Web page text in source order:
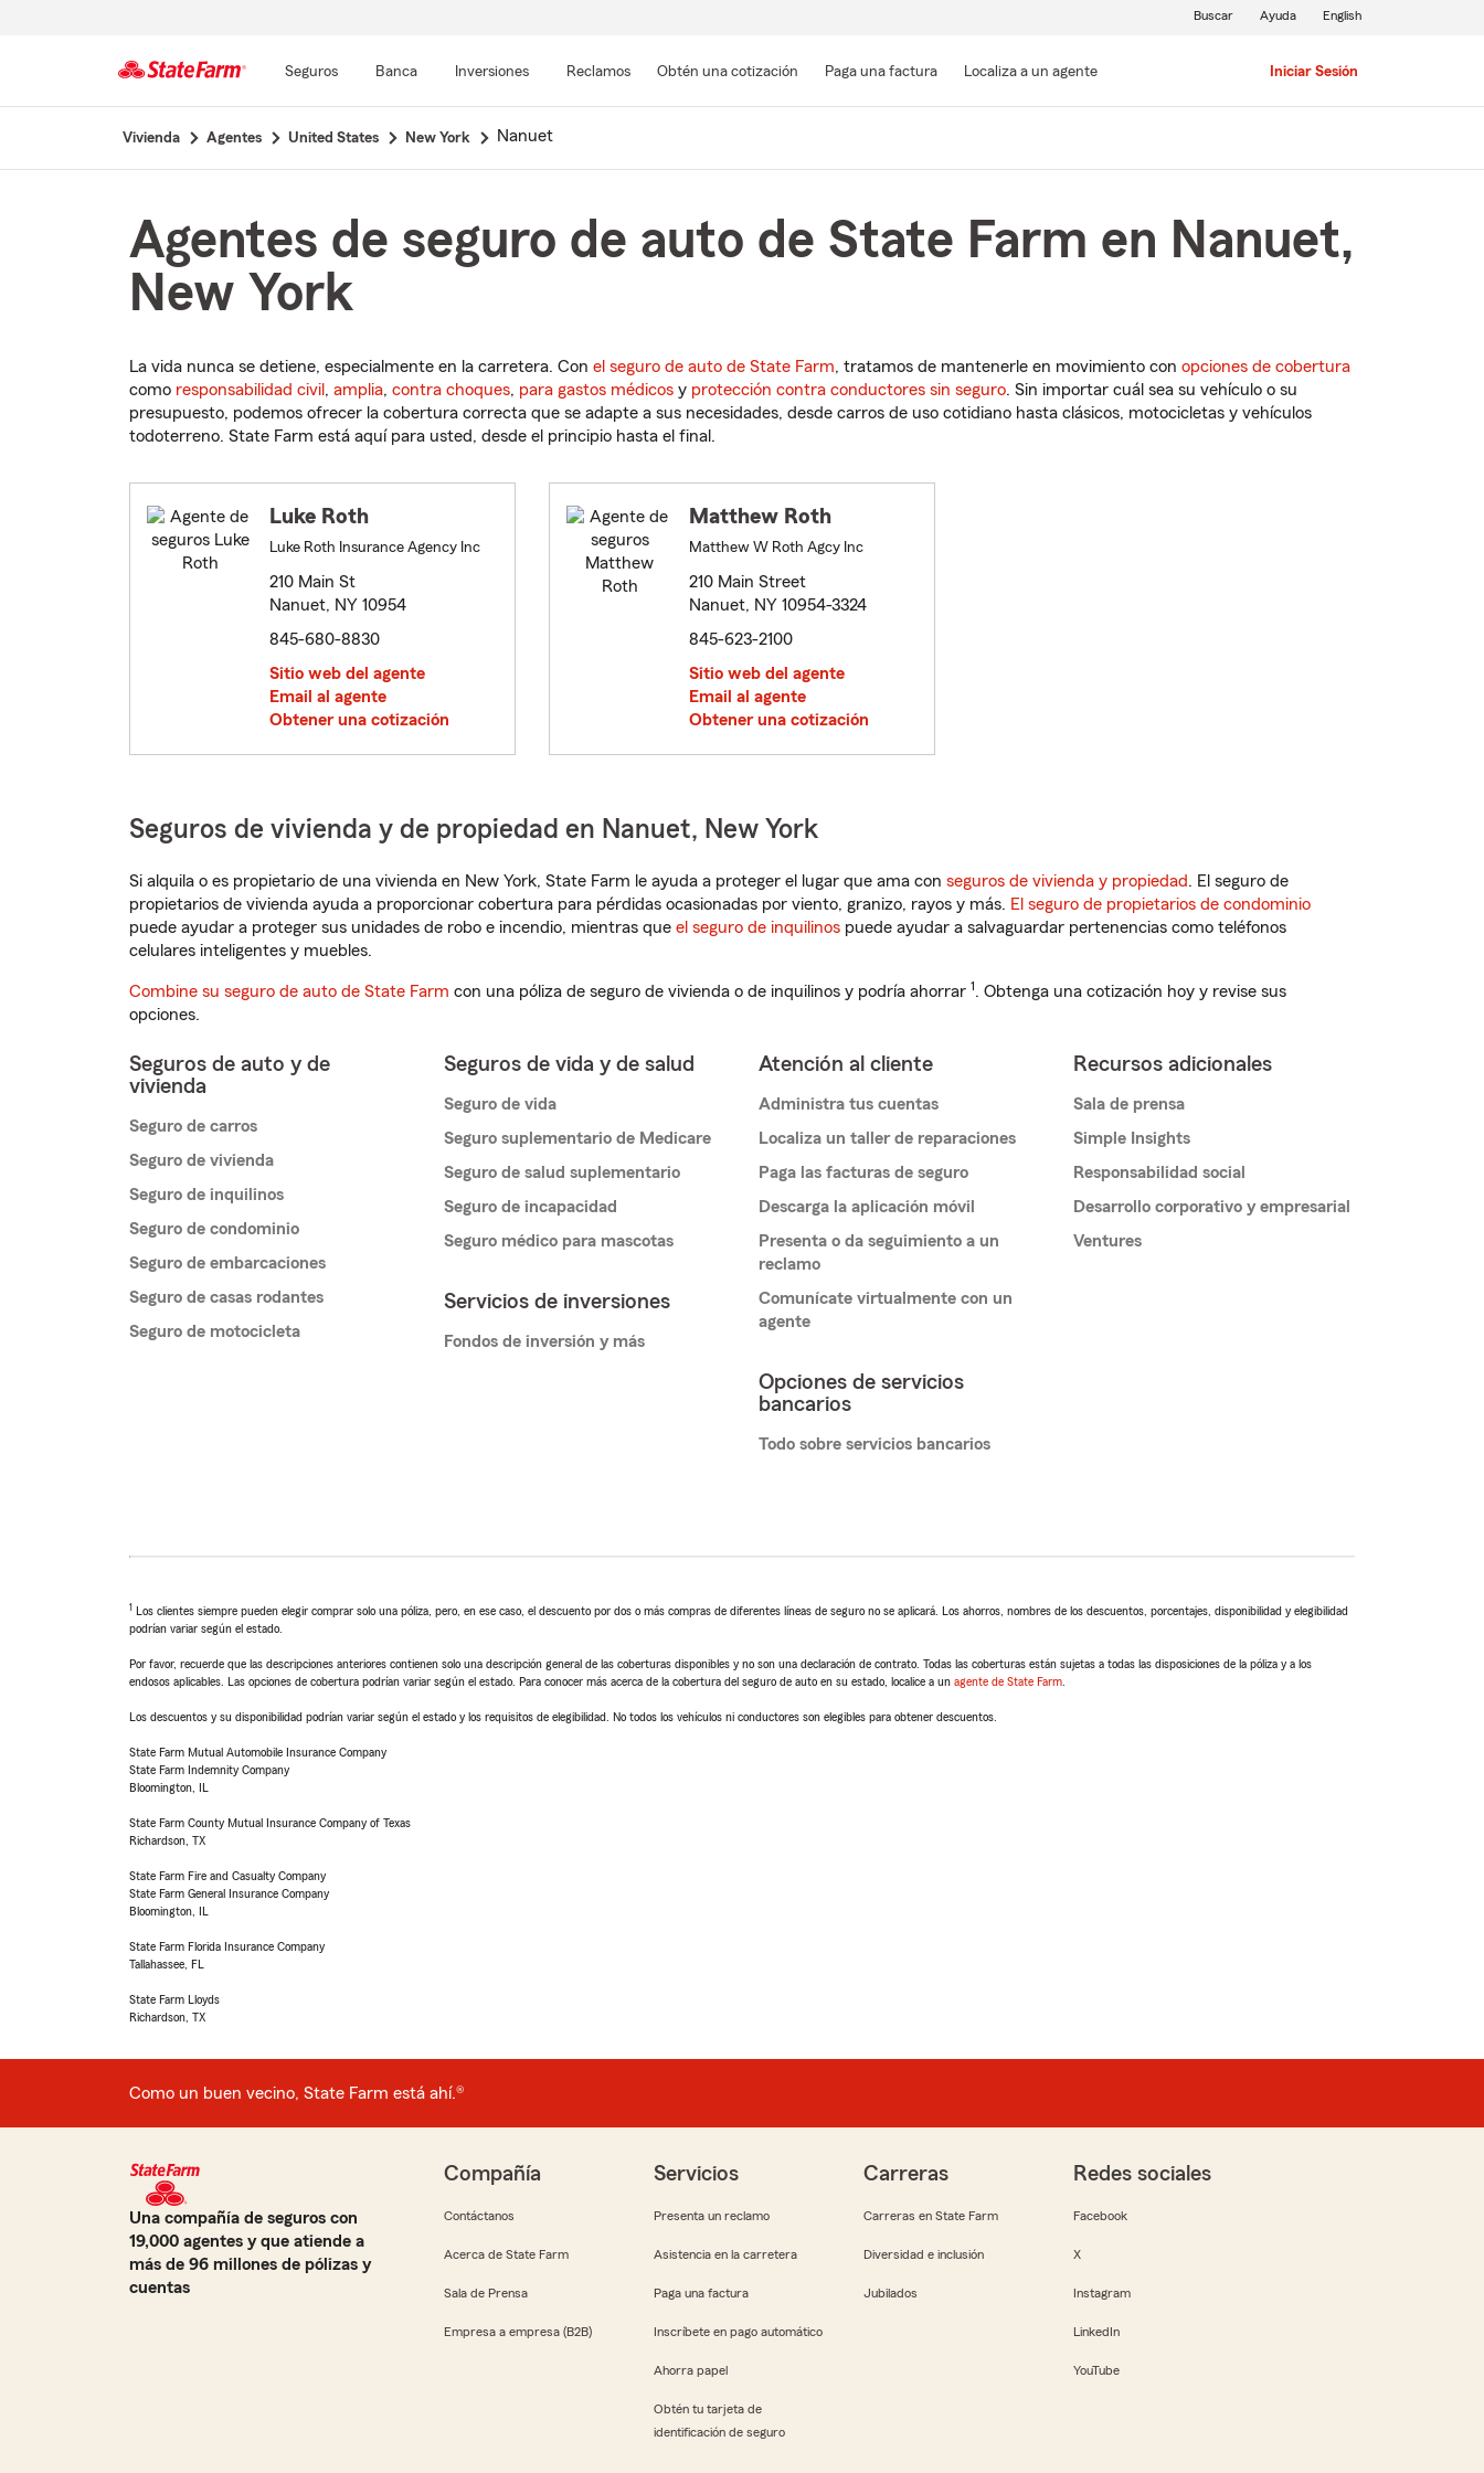
contenido
Seguros Banca Inversiones Reclamos Obtén una cotización Paga una factura Localiza a un agente Iniciar Sesión
Buscar Ayuda English
Vivienda Agentes United States New York Nanuet
Agentes de seguro de auto de State Farm en Nanuet,
New York
La vida nunca se detiene, especialmente en la carretera. Con el seguro de auto de State Farm, tratamos de mantenerle en movimiento con opciones de cobertura
como responsabilidad civil , amplia, contra choques, para gastos médicos y protección contra conductores sin seguro. Sin importar cuál sea su vehículo o su
presupuesto, podemos ofrecer la cobertura correcta que se adapte a sus necesidades, desde carros de uso cotidiano hasta clásicos, motocicletas y vehículos
todoterreno. State Farm está aquí para usted, desde el principio hasta el final.
Luke Roth
Luke Roth Insurance Agency Inc
210 Main St
Nanuet, NY 10954
845-680-8830
Sitio web del agente
Email al agente
Obtener una cotización
Matthew Roth
Matthew W Roth Agcy Inc
210 Main Street
Nanuet, NY 10954-3324
845-623-2100
Sitio web del agente
Email al agente
Obtener una cotización
Seguros de vivienda y de propiedad en Nanuet, New York
Si alquila o es propietario de una vivienda en New York, State Farm le ayuda a proteger el lugar que ama con seguros de vivienda y propiedad. El seguro de
propietarios de vivienda ayuda a proporcionar cobertura para pérdidas ocasionadas por viento, granizo, rayos y más. El seguro de propietarios de condominio
puede ayudar a proteger sus unidades de robo e incendio, mientras que el seguro de inquilinos puede ayudar a salvaguardar pertenencias como teléfonos
celulares inteligentes y muebles.
Combine su seguro de auto de State Farm con una póliza de seguro de vivienda o de inquilinos y podría ahorrar 1. Obtenga una cotización hoy y revise sus
opciones.
Seguros de auto y de
vivienda
Seguro de carros
Seguro de vivienda
Seguro de inquilinos
Seguro de condominio
Seguro de embarcaciones
Seguro de casas rodantes
Seguro de motocicleta
Seguros de vida y de salud
Seguro de vida
Seguro suplementario de Medicare
Seguro de salud suplementario
Seguro de incapacidad
Seguro médico para mascotas
Servicios de inversiones
Fondos de inversión y más
Atención al cliente
Administra tus cuentas
Localiza un taller de reparaciones
Paga las facturas de seguro
Descarga la aplicación móvil
Presenta o da seguimiento a un
reclamo
Comunícate virtualmente con un
agente
Opciones de servicios
bancarios
Todo sobre servicios bancarios
Recursos adicionales
Sala de prensa
Simple Insights
Responsabilidad social
Desarrollo corporativo y empresarial
Ventures
1 Los clientes siempre pueden elegir comprar solo una póliza, pero, en ese caso, el descuento por dos o más compras de diferentes líneas de seguro no se aplicará. Los ahorros, nombres de los descuentos, porcentajes, disponibilidad y elegibilidad
podrían variar según el estado.
Por favor, recuerde que las descripciones anteriores contienen solo una descripción general de las coberturas disponibles y no son una declaración de contrato. Todas las coberturas están sujetas a todas las disposiciones de la póliza y a los
endosos aplicables. Las opciones de cobertura podrían variar según el estado. Para conocer más acerca de la cobertura del seguro de auto en su estado, localice a un agente de State Farm
Los descuentos y su disponibilidad podrían variar según el estado y los requisitos de elegibilidad. No todos los vehículos ni conductores son elegibles para obtener descuentos.
State Farm Mutual Automobile Insurance Company
State Farm Indemnity Company
Bloomington, IL
State Farm County Mutual Insurance Company of Texas
Richardson, TX
State Farm Fire and Casualty Company
State Farm General Insurance Company
Bloomington, IL
State Farm Florida Insurance Company
Tallahassee, FL
State Farm Lloyds
Richardson, TX
Como un buen vecino, State Farm está ahí.®
Una compañía de seguros con
19,000 agentes y que atiende a
más de 96 millones de pólizas y
cuentas
Compañía
Contáctanos
Acerca de State Farm
Sala de Prensa
Empresa a empresa (B2B)
Servicios
Presenta un reclamo
Asistencia en la carretera
Paga una factura
Inscríbete en pago automático
Ahorra papel
Obtén tu tarjeta de
identificación de seguro
Carreras
Carreras en State Farm
Diversidad e inclusión
Jubilados
Redes sociales
Facebook
X
Instagram
LinkedIn
YouTube